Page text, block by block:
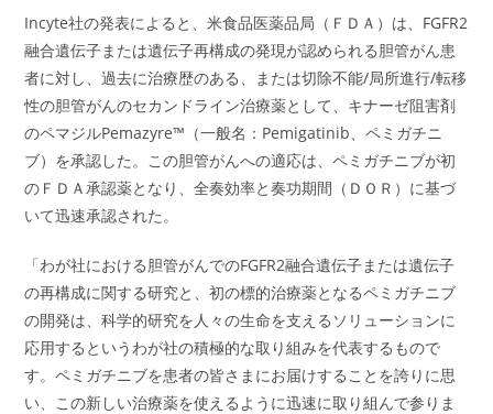
Incyte社の発表によると、米食品医薬品局（ＦＤＡ）は、FGFR2
融合遺伝子または遺伝子再構成の発現が認められる胆管がん患
者に対し、過去に治療歴のある、または切除不能/局所進行/転移
性の胆管がんのセカンドライン治療薬として、キナーゼ阻害剤
のペマジルPemazyre™（一般名：Pemigatinib、ペミガチニ
ブ）を承認した。この胆管がんへの適応は、ペミガチニブが初
のＦＤＡ承認薬となり、全奏効率と奏功期間（ＤＯＲ）に基づ
いて迅速承認された。
「わが社における胆管がんでのFGFR2融合遺伝子または遺伝子
の再構成に関する研究と、初の標的治療薬となるペミガチニブ
の開発は、科学的研究を人々の生命を支えるソリューションに
応用するというわが社の積極的な取り組みを代表するもので
す。ペミガチニブを患者の皆さまにお届けすることを誇りに思
い、この新しい治療薬を使えるように迅速に取り組んで参りま